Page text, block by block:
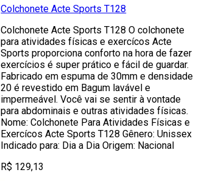
Colchonete Acte Sports T128
Colchonete Acte Sports T128 O colchonete
para atividades físicas e exercícos Acte
Sports proporciona conforto na hora de fazer
exercícios é super prático e fácil de guardar.
Fabricado em espuma de 30mm e densidade
20 é revestido em Bagum lavável e
impermeável. Você vai se sentir à vontade
para abdominais e outras atividades físicas.
Nome: Colchonete Para Atividades Físicas e
Exercícos Acte Sports T128 Gênero: Unissex
Indicado para: Dia a Dia Origem: Nacional
R$ 129,13